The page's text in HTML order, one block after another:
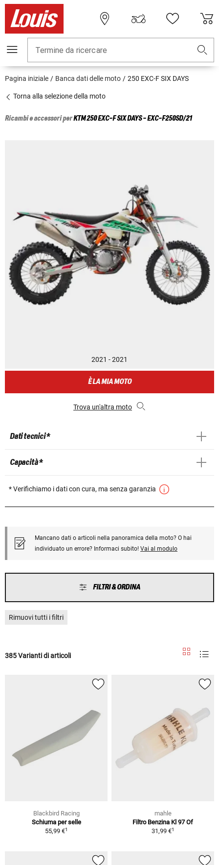
Termine da ricercare
Pagina iniziale Banca dati delle moto 250 EXC-F SIX DAYS
Torna alla selezione della moto
Ricambi e accessori perKTM250 EXC-F SIX DAYS - EXC-F250SD/21
2021 - 2021
È LA MIA MOTO
Trova un'altra moto
Dati tecnici *
Capacità *
* Verifichiamo i dati con cura, ma senza garanzia
Mancano dati o articoli nella panoramica della moto? O hai
individuato un errore? Informaci subito! Vai al modulo
FILTRI & ORDINA
Rimuovi tutti i filtri
385 Varianti di articoli
Blackbird Racing
Schiuma per selle
55,99 €1
mahle
Filtro Benzina Kl 97 Of
31,99 €1